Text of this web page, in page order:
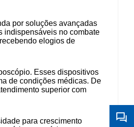
por soluções avançadas
indispensáveis ​​no combate
elogios de
Esses dispositivos
de condições médicas. De
superior com
para crescimento